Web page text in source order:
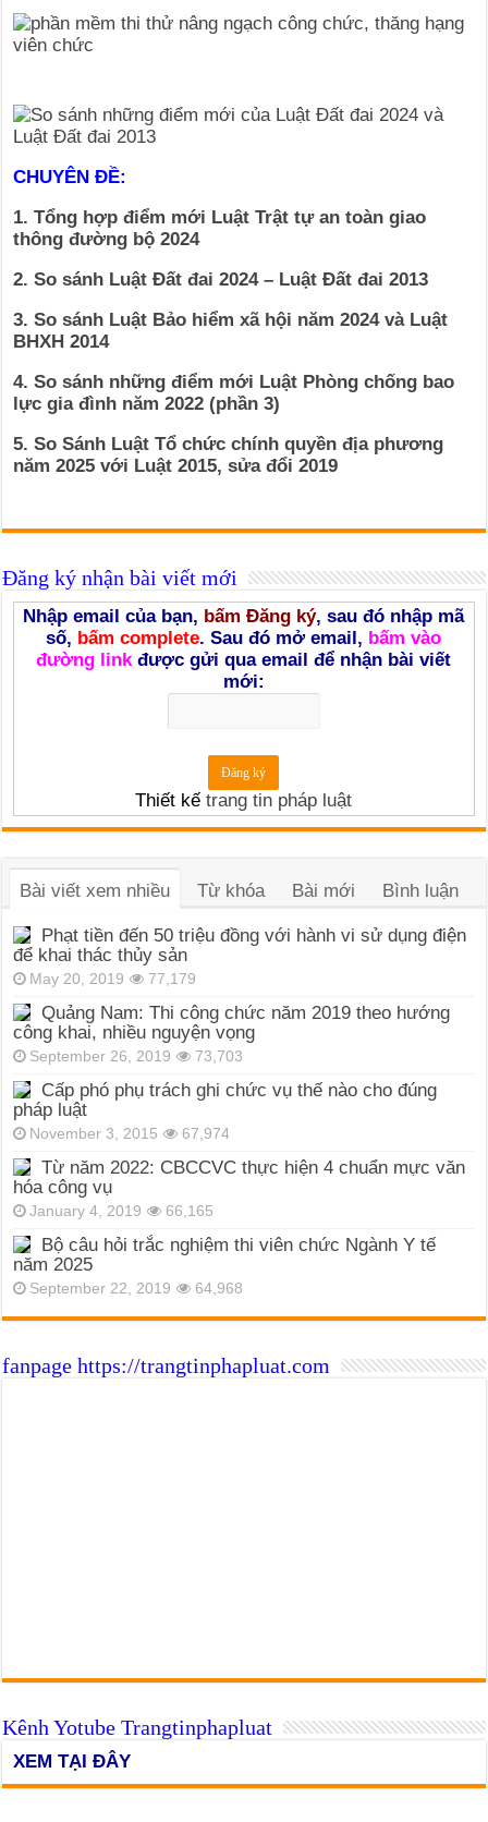
CHUYÊN ĐỀ:
1. Tổng hợp điểm mới Luật Trật tự an toàn giao
thông đường bộ 2024
2. So sánh Luật Đất đai 2024 – Luật Đất đai 2013
3. So sánh Luật Bảo hiểm xã hội năm 2024 và Luật
BHXH 2014
4. So sánh những điểm mới Luật Phòng chống bao
lực gia đình năm 2022 (phần 3)
5. So Sánh Luật Tổ chức chính quyền địa phương
năm 2025 với Luật 2015, sửa đổi 2019
Đăng ký nhận bài viết mới
Nhập email của bạn, bấm Đăng ký, sau đó nhập mã
số, bấm complete. Sau đó mở email, bấm vào
đường linkđược gửi qua email để nhận bài viết
mới:
Thiết kếtrang tin pháp luật
Bài viết xem nhiều Từ khóa Bài mới Bình luận
Phạt tiền đến 50 triệu đồng với hành vi sử dụng điện
để khai thác thủy sản
May 20, 2019 77,179
Quảng Nam: Thi công chức năm 2019 theo hướng
công khai, nhiều nguyện vọng
September 26, 2019 73,703
Cấp phó phụ trách ghi chức vụ thế nào cho đúng
pháp luật
November 3, 2015 67,974
Từ năm 2022: CBCCVC thực hiện 4 chuẩn mực văn
hóa công vụ
January 4, 2019 66,165
Bộ câu hỏi trắc nghiệm thi viên chức Ngành Y tế
năm 2025
September 22, 2019 64,968
fanpage https://trangtinphapluat.com
Kênh Yotube Trangtinphapluat
XEM TẠI ĐÂY